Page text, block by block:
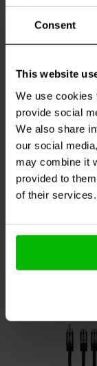
Consent
This website
We use cookies
provide social
We also share
our social
may combine it
provided to
of their services.
RCA
Gold RCA
Connector
0
Vergleichen
4 Auf Lager